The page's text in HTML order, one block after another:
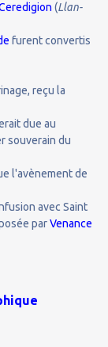
(Llan-
furent convertis
reçu la
due au
souverain du
l'avènement de
avec Saint
parVenance